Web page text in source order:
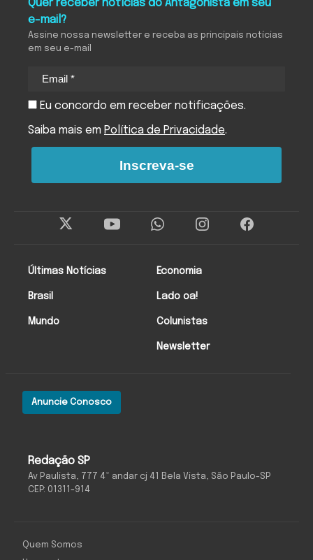
Redação SP
Av Paulista, 777 4º andar cj 41 Bela Vista, São Paulo-SP
CEP: 01311-914
Anuncie Conosco
Últimas Notícias
Brasil
Mundo
Economia
Lado oa!
Colunistas
Newsletter
Quer receber notícias do Antagonista em seu
e-mail?
Assine nossa newsletter e receba as principais notícias
em seu e-mail
Eu concordo em receber notificações.
Saiba mais em Política de Privacidade.
Inscreva-se
Quem Somos